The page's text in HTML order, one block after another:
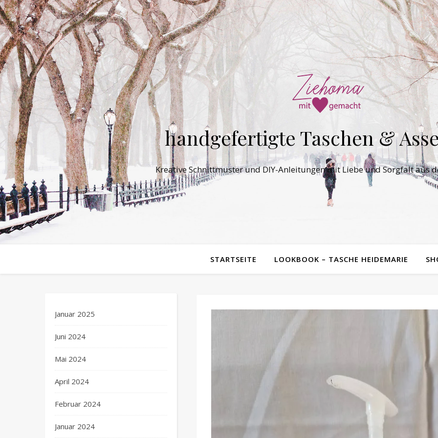
handgefertigte Taschen &
Kreative Schnittmuster und DIY-Anleitungen mit Liebe und Sorgfalt aus
STARTSEITE LOOKBOOK – TASCHE HEIDEMARIE
Januar 2025
Juni 2024
Mai 2024
April 2024
Februar 2024
Januar 2024